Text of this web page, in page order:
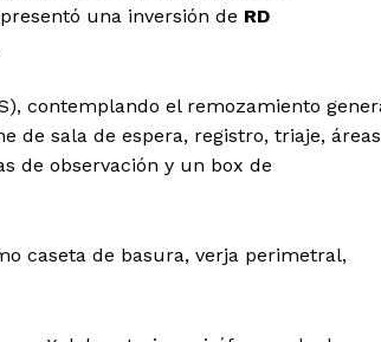
una inversión de RD
contemplando el remozamiento
de sala de espera, registro, triaje, áreas
de observación y un box de
caseta de basura, verja perimetral,